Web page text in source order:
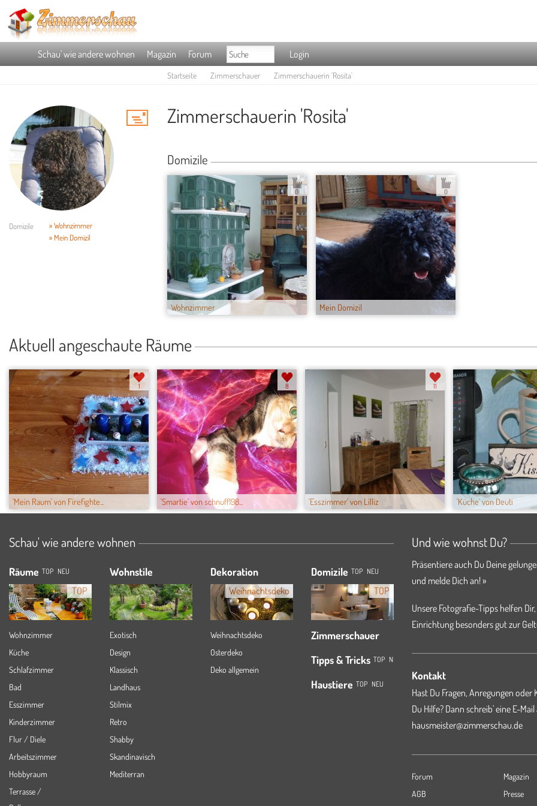
Schau' wie andere wohnen Magazin Forum Login
Startseite Zimmerschauer Zimmerschauerin 'Rosita'
Domizile
» Wohnzimmer
» Mein Domizil
Zimmerschauerin 'Rosita'
Domizile
Wohnzimmer
0.
Mein Domizil
0
Aktuell angeschaute Räume
'Mein Raum' von Firefighte...
1
'Smartie' von schnuff198...
8
'Esszimmer' von Lilliz
11
'Küche' von Deuti
Schau' wie andere wohnen
Räume TOP NEU
TOP
Wohnzimmer
Küche
Schlafzimmer
Bad
Esszimmer
Kinderzimmer
Flur / Diele
Arbeitszimmer
Hobbyraum
Terrasse /
Wohnstile
Exotisch
Design
Klassisch
Landhaus
Stilmix
Retro
Shabby
Skandinavisch
Mediterran
Dekoration
Weihnachtsdeko
Weihnachtsdeko
Osterdeko
Deko allgemein
Domizile TOP NEU
TOP
Zimmerschauer
Tipps & Tricks TOP NEU
Haustiere TOP NEU
Und wie wohnst Du?
Präsentiere auch Du Deine
und melde Dich an! »
Unsere Fotografie-Tipps helfen
Einrichtung besonders gut zur
Kontakt
Hast Du Fragen, Anregungen oder
Du Hilfe? Dann schreib' eine E-Mail
hausmeister@zimmerschau.de
Forum
Magazin
AGB
Presse